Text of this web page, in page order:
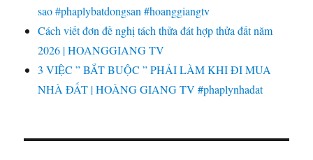
sao #phaplybatdongsan #hoanggiangtv
Cách viết đơn đề nghị tách thửa đát hợp thửa đất năm
2026 | HOANGGIANG TV
3 VIỆC ” BẮT BUỘC ” PHẢI LÀM KHI ĐI MUA
NHÀ ĐẤT | HOÀNG GIANG TV #phaplynhadat